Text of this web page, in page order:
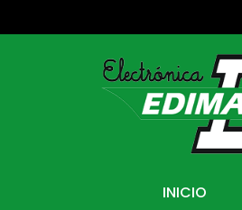
INICIO